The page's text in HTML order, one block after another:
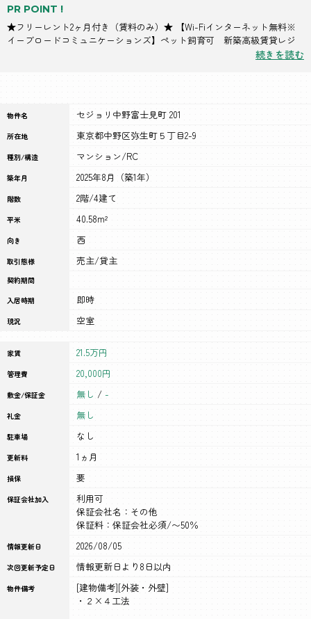
PR POINT !
★フリーレント2ヶ月付き（賃料のみ）★ 【Wi-Fiインターネット無料※
イーブロードコミュニケーションズ】ペット飼育可 新築高級賃貸レジ
続きを読む
物件名 セジョリ中野富士見町 201
所在地 東京都中野区弥生町５丁目2-9
種別/構造 マンション/RC
築年月 2025年8月（築1年）
階数 2階/4建て
平米 40.58m²
向き 西
取引態様 売主/貸主
契約期間
入居時期
即時
現況 空室
家賃 21.5万円
管理費 20,000円
敷金/保証金 無し / -
礼金 無し
駐車場 なし
更新料 1ヵ月
損保 要
保証会社加入
利用可
保証会社名：その他
保証料：保証会社必須/〜50％
情報更新日 2026/08/05
次回更新予定日 情報更新日より8日以内
物件備考
[建物備考][外装・外壁]
・２×４工法